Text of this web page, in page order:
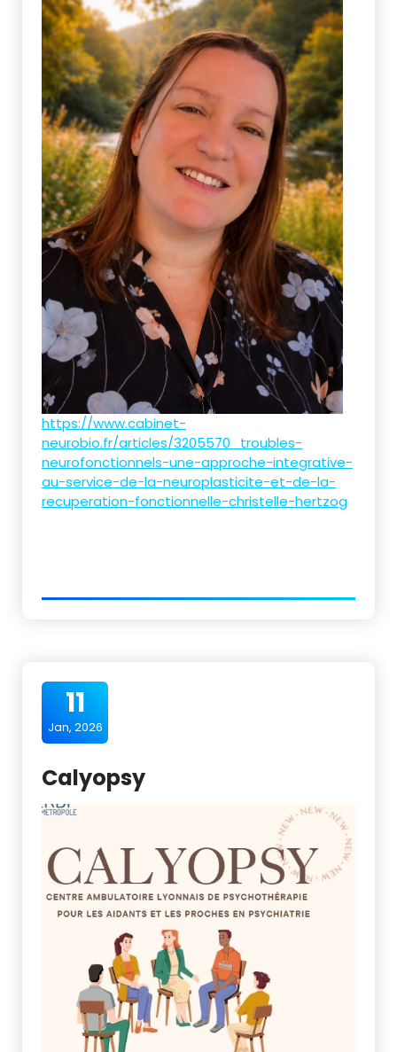
https://www.cabinet-
neurobio.fr/articles/3205570_troubles-
neurofonctionnels-une-approche-integrative-
au-service-de-la-neuroplasticite-et-de-la-
recuperation-fonctionnelle-christelle-hertzog
11
Jan, 2026
Calyopsy